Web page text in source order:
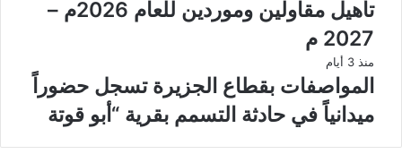
تأهيل مقاولين وموردين للعام 2026م –
2027 م
منذ 3 أيام
المواصفات بقطاع الجزيرة تسجل حضوراً
ميدانياً في حادثة التسمم بقرية “أبو قوتة